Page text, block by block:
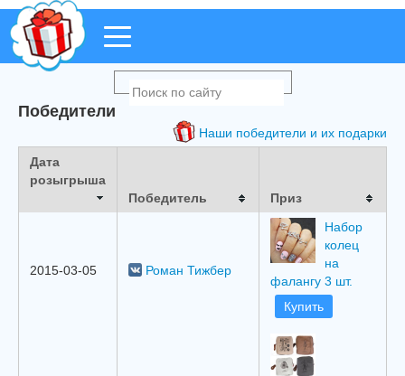
Победители
Наши победители и их подарки
Дата
розыгрыша
Победитель
Приз
2015-03-05 Роман Тижбер
Набор
колец
на
фалангу 3 шт.
Купить